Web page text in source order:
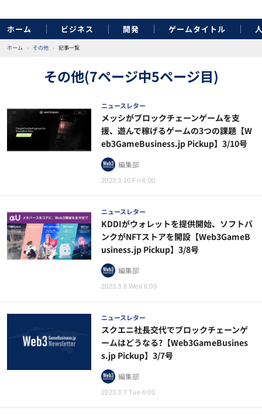
ホーム ビジネス 開発 ゲームタイトル
ホーム › その他 › 記事一覧
その他(7ページ中5ページ目)
ニュースレター
2023.3.10 Fri 6:00
メッシがブロックチェーンゲームを支
援、遊んで稼げるゲームの3つの課題【W
eb3GameBusiness.jp Pickup】3/10号
編集部
ニュースレター
2023.3.8 Wed 6:00
KDDIがウォレットを提供開始、ソフトバ
ンクがNFTストアを開設【Web3GameB
usiness.jp Pickup】3/8号
編集部
ニュースレター
2023.3.7 Tue 6:00
スクエニ社長交代でブロックチェーンゲ
ームはどうなる?【Web3GameBusines
s.jp Pickup】3/7号
編集部